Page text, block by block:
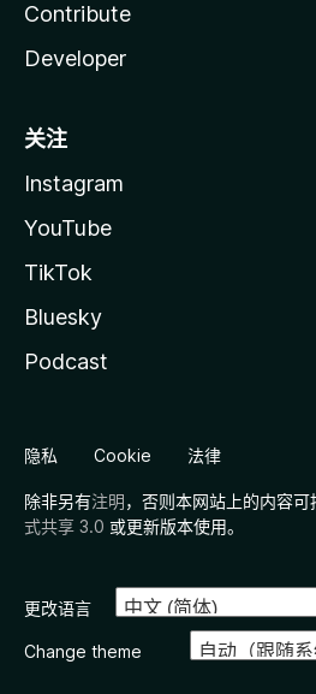
Contribute
Developer
关注
Instagram
YouTube
TikTok
Bluesky
Podcast
隐私 Cookie 法律
除非另有注明，否则本网站上的内容可
式共享 3.0 或更新版本使用。
更改语言
Change theme